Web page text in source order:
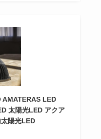
AMATERAS LED
太陽光LED アクア
陽光LED